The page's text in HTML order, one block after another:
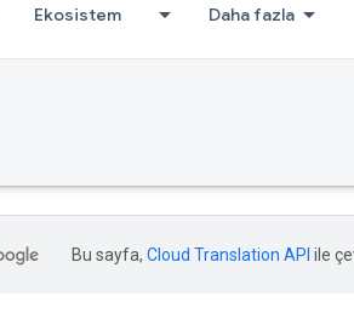
Ekosistem Daha fazla
Bu sayfa, Cloud Translation API ile